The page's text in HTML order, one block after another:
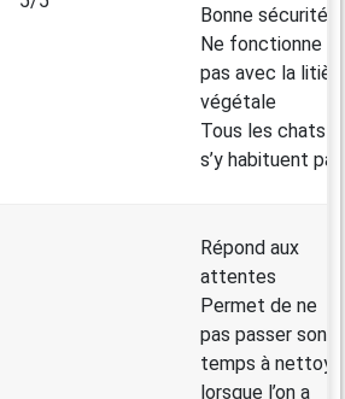
Bonne sécurité
Ne fonctionne
pas avec la
végétale
Tous les chats
s’y habituent pas
Répond aux
attentes
Permet de ne
pas passer son
temps à
lorsque l’on a